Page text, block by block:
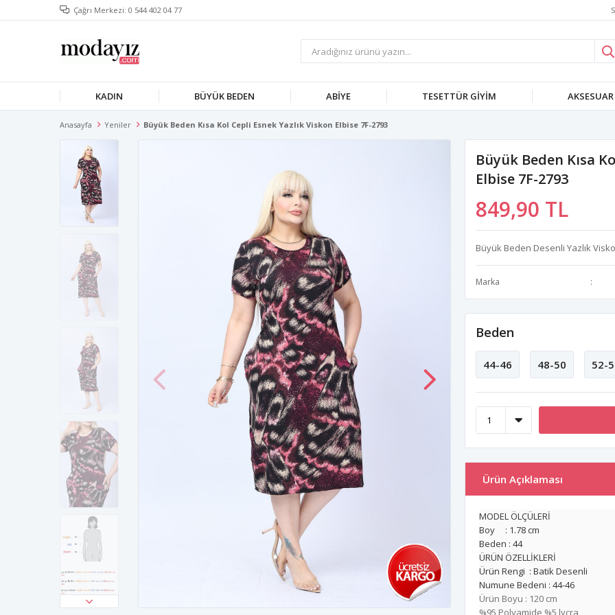
Çağrı Merkezi: 0 544 402 04 77
KADIN BÜYÜK BEDEN ABIYE TESETTÜR GIYIM AKSESUAR
Anasayfa Yeniler Büyük Beden Kısa Kol Cepli Esnek Yazlık Viskon Elbise 7F-2793
Büyük Beden Kısa
Elbise 7F-2793
849,90 TL
Büyük Beden Desenli Yazlık
Marka
Beden
44-46 48-50 52-
Ürün Açıklaması
MODEL ÖLÇÜLERİ
Boy : 1.78 cm
Beden : 44
ÜRÜN ÖZELLİKLERİ
Ürün Rengi : Batik Desenli
Numune Bedeni : 44-46
Ürün Boyu : 120 cm
%95 Polyamide %5 lycra